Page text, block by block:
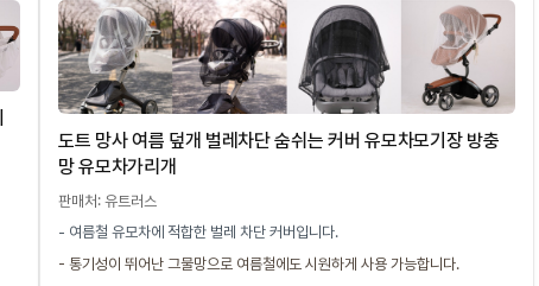
도트 망사 여름 덮개 벌레차단 숨쉬는 커버 유모차모기장 방충
망 유모차가리개
판매처: 유트러스
- 여름철 유모차에 적합한 벌레 차단 커버입니다.
- 통기성이 뛰어난 그물망으로 여름철에도 시원하게 사용 가능합니다.